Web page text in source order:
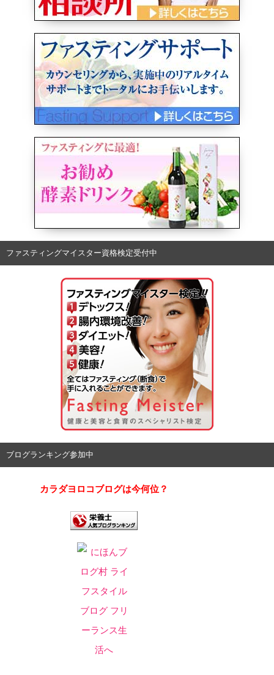
ファスティングマイスター資格検定受付中
ブログランキング参加中
カラダヨロコブログは今何位？